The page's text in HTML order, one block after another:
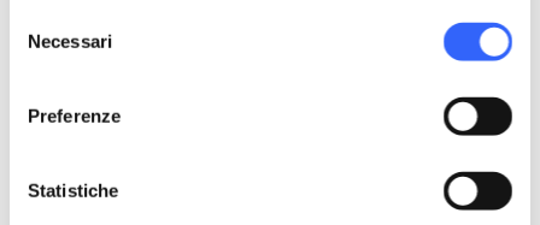
delNecessari
Preferenze
Statistiche
restaurant Dove mangiare chevron_right
chevron_right
local_library chevron_right